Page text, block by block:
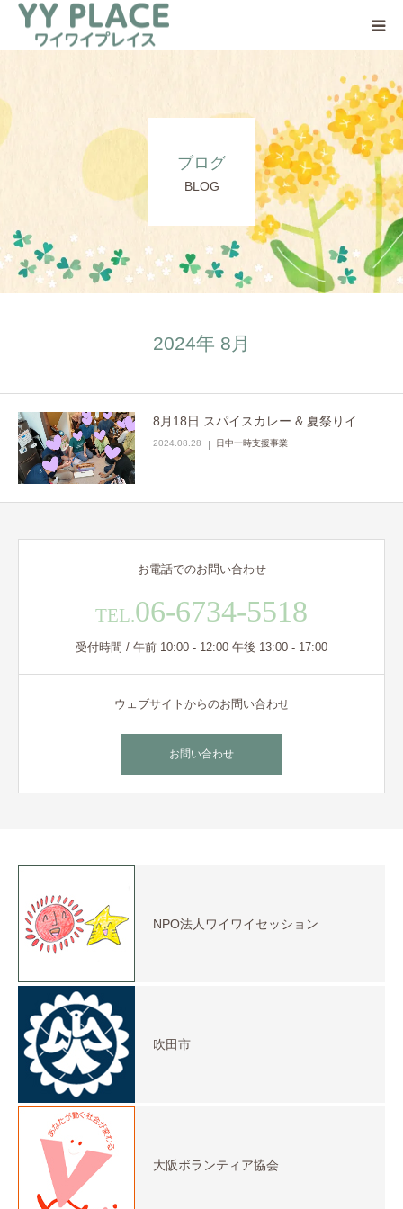
ブログ
BLOG
2024年 8月
8月18日 スパイスカレー & 夏祭りイ…
2024.08.28 日中一時支援事業
お電話でのお問い合わせ
TEL.06-6734-5518
受付時間 / 午前 10:00 - 12:00 午後 13:00 - 17:00
ウェブサイトからのお問い合わせ
お問い合わせ
NPO法人ワイワイセッション
吹田市
大阪ボランティア協会
日中一時支援事業とは
ご利用の流れ
アクセス